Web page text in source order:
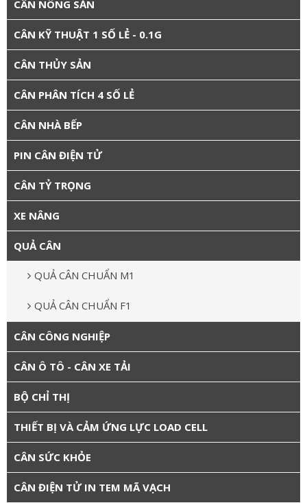
CÂN NÔNG SẢN
CÂN KỸ THUẬT 1 SỐ LẺ - 0.1G
CÂN THỦY SẢN
CÂN PHÂN TÍCH 4 SỐ LẺ
CÂN NHÀ BẾP
PIN CÂN ĐIỆN TỬ
CÂN TỶ TRỌNG
XE NÂNG
QUẢ CÂN
QUẢ CÂN CHUẨN M1
QUẢ CÂN CHUẨN F1
CÂN CÔNG NGHIỆP
CÂN Ô TÔ - CÂN XE TẢI
BỘ CHỈ THỊ
THIẾT BỊ VÀ CẢM ỨNG LỰC LOAD CELL
CÂN SỨC KHỎE
CÂN ĐIỆN TỬ IN TEM MÃ VẠCH